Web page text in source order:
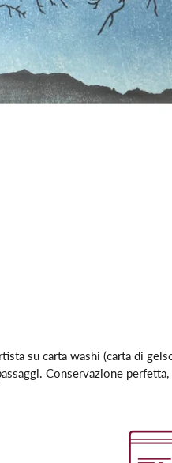
su carta washi (carta di
Conservazione